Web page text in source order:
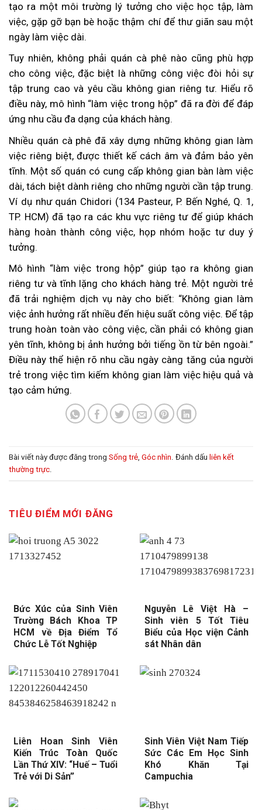
tạo ra một môi trường lý tưởng cho việc học tập, làm
việc, gặp gỡ bạn bè hoặc thậm chí để thư giãn sau một
ngày làm việc dài.
Tuy nhiên, không phải quán cà phê nào cũng phù hợp
cho công việc, đặc biệt là những công việc đòi hỏi sự
tập trung cao và yêu cầu không gian riêng tư. Hiểu rõ
điều này, mô hình “làm việc trong hộp” đã ra đời để đáp
ứng nhu cầu đa dạng của khách hàng.
Nhiều quán cà phê đã xây dựng những không gian làm
việc riêng biệt, được thiết kế cách âm và đảm bảo yên
tĩnh. Một số quán có cung cấp không gian bàn làm việc
dài, tách biệt dành riêng cho những người cần tập trung.
Ví dụ như quán Chidori (134 Pasteur, P. Bến Nghé, Q. 1,
TP. HCM) đã tạo ra các khu vực riêng tư để giúp khách
hàng hoàn thành công việc, họp nhóm hoặc tư duy ý
tưởng.
Mô hình “làm việc trong hộp” giúp tạo ra không gian
riêng tư và tĩnh lặng cho khách hàng trẻ. Một người trẻ
đã trải nghiệm dịch vụ này cho biết: “Không gian làm
việc ảnh hưởng rất nhiều đến hiệu suất công việc. Để tập
trung hoàn toàn vào công việc, cần phải có không gian
yên tĩnh, không bị ảnh hưởng bởi tiếng ồn từ bên ngoài.”
Điều này thể hiện rõ nhu cầu ngày càng tăng của người
trẻ trong việc tìm kiếm không gian làm việc hiệu quả và
tạo cảm hứng.
Bài viết này được đăng trong Sống trẻ, Góc nhìn. Đánh dấu liên kết
thường trực.
TIÊU ĐIỂM MỚI ĐĂNG
Bức Xúc của Sinh Viên
Trường Bách Khoa TP
HCM về Địa Điểm Tổ
Chức Lễ Tốt Nghiệp
Nguyễn Lê Việt Hà –
Sinh viên 5 Tốt Tiêu
Biểu của Học viện Cảnh
sát Nhân dân
Liên Hoan Sinh Viên
Kiến Trúc Toàn Quốc
Lần Thứ XIV: “Huế – Tuổi
Trẻ với Di Sản”
Sinh Viên Việt Nam Tiếp
Sức Các Em Học Sinh
Khó Khăn Tại
Campuchia